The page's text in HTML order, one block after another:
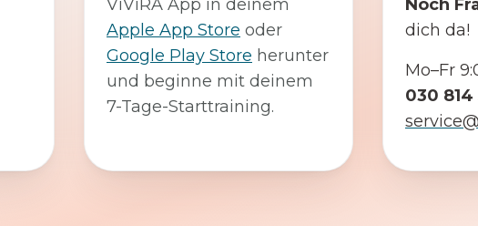
ViViRA App in deinem
Apple App Store oder
Google Play Store herunter
und beginne mit deinem
7-Tage-Starttraining.
Noch
dich da!
Mo–Fr
030 814